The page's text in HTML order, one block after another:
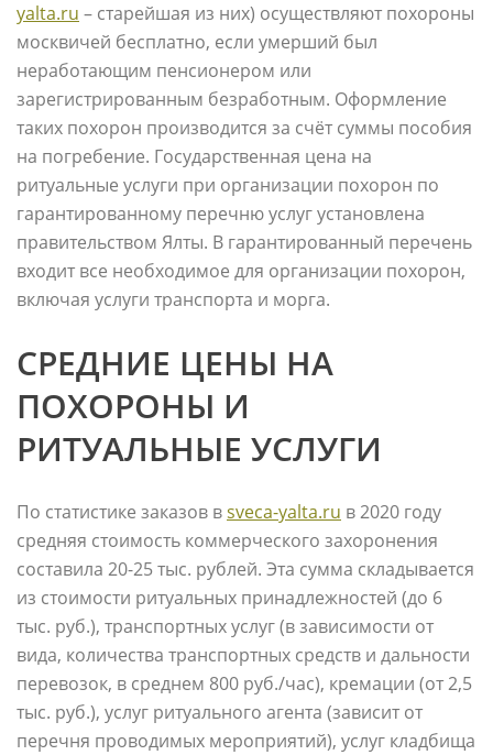
yalta.ru – старейшая из них) осуществляют похороны
москвичей бесплатно, если умерший был
неработающим пенсионером или
зарегистрированным безработным. Оформление
таких похорон производится за счёт суммы пособия
на погребение. Государственная цена на
ритуальные услуги при организации похорон по
гарантированному перечню услуг установлена
правительством Ялты. В гарантированный перечень
входит все необходимое для организации похорон,
включая услуги транспорта и морга.
СРЕДНИЕ ЦЕНЫ НА
ПОХОРОНЫ И
РИТУАЛЬНЫЕ УСЛУГИ
По статистике заказов вsveca-yalta.ru в 2020 году
средняя стоимость коммерческого захоронения
составила 20-25 тыс. рублей. Эта сумма складывается
из стоимости ритуальных принадлежностей (до 6
тыс. руб.), транспортных услуг (в зависимости от
вида, количества транспортных средств и дальности
перевозок, в среднем 800 руб./час), кремации (от 2,5
тыс. руб.), услуг ритуального агента (зависит от
перечня проводимых мероприятий), услуг кладбища